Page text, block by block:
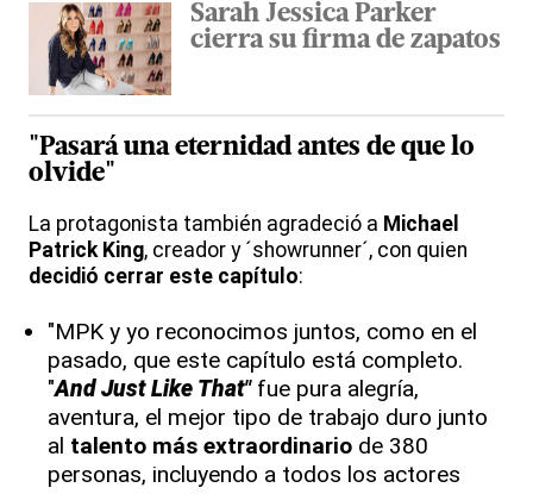
Sarah Jessica Parker
cierra su firma de zapatos
"Pasará una eternidad antes de que lo
olvide"
La protagonista también agradeció a Michael
Patrick King, creador y ´showrunner´, con quien
decidió cerrar este capítulo:
"MPK y yo reconocimos juntos, como en el
pasado, que este capítulo está completo.
"And Just Like That"fue pura alegría,
aventura, el mejor tipo de trabajo duro junto
al talento más extraordinario de 380
personas, incluyendo a todos los actores